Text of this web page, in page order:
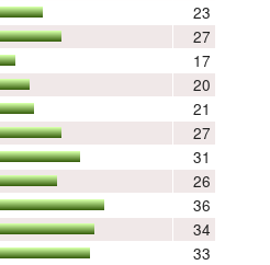
23
27
17
20
21
27
31
26
36
34
33